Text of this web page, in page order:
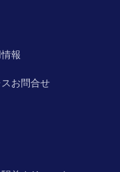
報
お問合せ